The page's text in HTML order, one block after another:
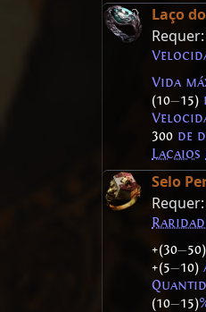
Laço
Requer:
Vida
(10—15)
300 de
Lacaios
Selo
Requer:
+(30—50)
+(5—10)
(10—15)